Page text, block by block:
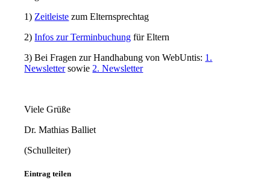
1) Zeitleiste zum Elternsprechtag
2)Infos zur Terminbuchung für Eltern
3) Bei Fragen zur Handhabung von WebUntis: 1.
Newslettersowie 2. Newsletter
Viele Grüße
Dr. Mathias Balliet
(Schulleiter)
Eintrag teilen